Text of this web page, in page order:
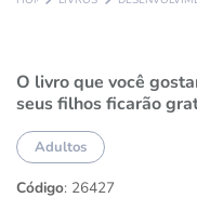
O livro que você
seus filhos ficarão
Adultos
Código: 26427